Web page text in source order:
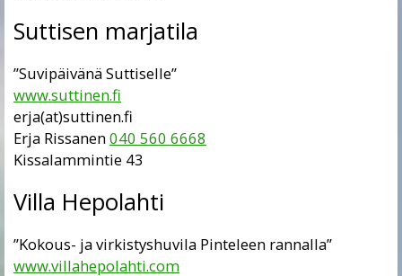
Suttisen marjatila
”Suvipäivänä Suttiselle”
www.suttinen.fi
erja(at)suttinen.fi
Erja Rissanen040 560 6668
Kissalammintie 43
Villa Hepolahti
”Kokous- ja virkistyshuvila Pinteleen rannalla”
www.villahepolahti.com